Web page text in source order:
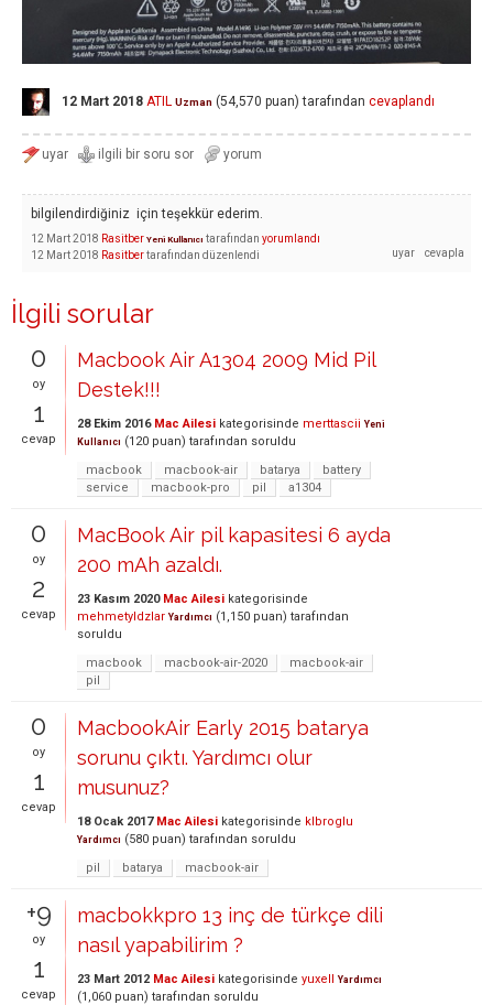
12 Mart 2018 ATIL Uzman (54,570 puan) tarafından cevaplandı
bilgilendirdiğiniz için teşekkür ederim.
12 Mart 2018 Rasitber Yeni Kullanıcı tarafından yorumlandı
12 Mart 2018 Rasitbertarafından düzenlendi
İlgili sorular
0
oy
1
cevap
Macbook Air A1304 2009 Mid Pil
Destek!!!
28 Ekim 2016 Mac Ailesi kategorisinde merttascii Yeni
Kullanıcı (120 puan) tarafından soruldu
macbook
macbook-air batarya
battery
service
macbook-pro pil a1304
0
oy
2
cevap
MacBook Air pil kapasitesi 6 ayda
200 mAh azaldı.
23 Kasım 2020 Mac Ailesi kategorisinde
mehmetyldzlar Yardımcı (1,150 puan) tarafından
soruldu
macbook
macbook-air-2020
macbook-air
pil
0
oy
1
cevap
MacbookAir Early 2015 batarya
sorunu çıktı. Yardımcı olur
musunuz?
18 Ocak 2017 Mac Ailesi kategorisinde klbroglu
Yardımcı (580 puan) tarafından soruldu
pil
batarya macbook-air
+9
oy
1
cevap
macbokkpro 13 inç de türkçe dili
nasıl yapabilirim ?
23 Mart 2012 Mac Ailesi kategorisinde yuxell Yardımcı
(1,060 puan) tarafından soruldu